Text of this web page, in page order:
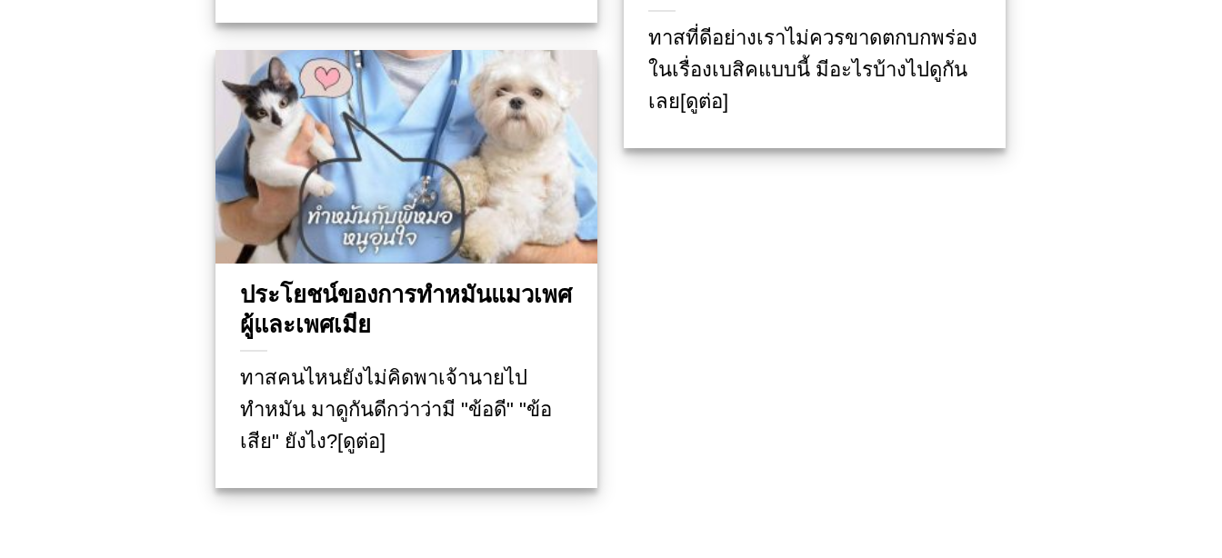
ทาสที่ดีอย่างเราไม่ควรขาดตกบกพร่อง
ในเรื่องเบสิคแบบนี้ มีอะไรบ้างไปดูกัน
เลย[ดูต่อ]
ประโยชน์ของการทำหมันแมวเพศ
ผู้และเพศเมีย
ทาสคนไหนยังไม่คิดพาเจ้านายไป
ทำหมัน มาดูกันดีกว่าว่ามี "ข้อดี" "ข้อ
เสีย" ยังไง?[ดูต่อ]